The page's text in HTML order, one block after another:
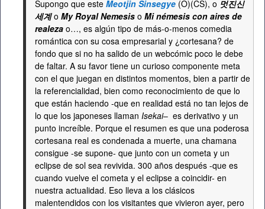
Supongo que este Meotjin Sinsegye (O)(CS), o 멋진신
세계o My Royal Nemesis o Mi némesis con aires de
realeza o…, es algún tipo de más-o-menos comedia
romántica con su cosa empresarial y ¿cortesana? de
fondo que si no ha salido de un webcómic poco le debe
de faltar. A su favor tiene un curioso componente meta
con el que juegan en distintos momentos, bien a partir de
la referencialidad, bien como reconocimiento de que lo
que están haciendo -que en realidad está no tan lejos de
lo que los japoneses llaman Isekai– es derivativo y un
punto increíble. Porque el resumen es que una poderosa
cortesana real es condenada a muerte, una chamana
consigue -se supone- que junto con un cometa y un
eclipse de sol sea revivida. 300 años después -que es
cuando vuelve el cometa y el eclipse a coincidir- en
nuestra actualidad. Eso lleva a los clásicos
malentendidos con los visitantes que vivieron ayer, pero